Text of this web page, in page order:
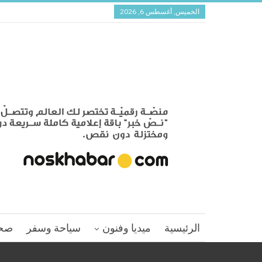
الخميس, أغسطس 6, 2026
الرئيسية ميديا وفنون سياحة وسفر